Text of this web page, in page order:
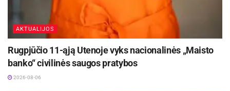
AKTUALIJOS
Rugpjūčio 11-ąją Utenoje vyks nacionalinės „Maisto
banko“ civilinės saugos pratybos
2026-08-06